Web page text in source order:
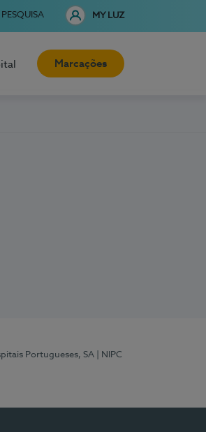
PESQUISA MY LUZ
Marcações
Portugueses, SA
| NIPC